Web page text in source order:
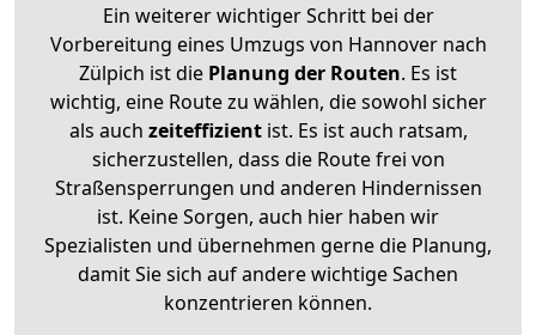
Ein weiterer wichtiger Schritt bei der
Vorbereitung eines Umzugs von Hannover nach
Zülpich ist die Planung der Routen. Es ist
wichtig, eine Route zu wählen, die sowohl sicher
als auch zeiteffizientist. Es ist auch ratsam,
sicherzustellen, dass die Route frei von
Straßensperrungen und anderen Hindernissen
ist. Keine Sorgen, auch hier haben wir
Spezialisten und übernehmen gerne die Planung,
damit Sie sich auf andere wichtige Sachen
konzentrieren können.